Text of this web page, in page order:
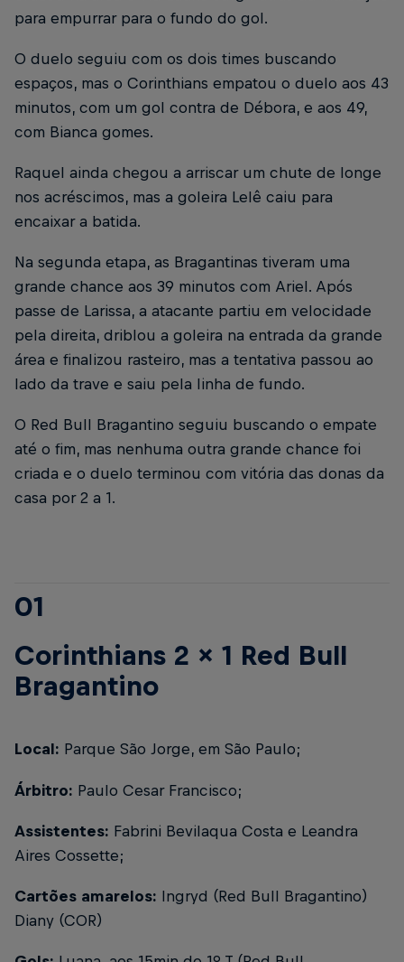
para empurrar para o fundo do gol.
O duelo seguiu com os dois times buscando
espaços, mas o Corinthians empatou o duelo aos 43
minutos, com um gol contra de Débora, e aos 49,
com Bianca gomes.
Raquel ainda chegou a arriscar um chute de longe
nos acréscimos, mas a goleira Lelê caiu para
encaixar a batida.
Na segunda etapa, as Bragantinas tiveram uma
grande chance aos 39 minutos com Ariel. Após
passe de Larissa, a atacante partiu em velocidade
pela direita, driblou a goleira na entrada da grande
área e finalizou rasteiro, mas a tentativa passou ao
lado da trave e saiu pela linha de fundo.
O Red Bull Bragantino seguiu buscando o empate
até o fim, mas nenhuma outra grande chance foi
criada e o duelo terminou com vitória das donas da
casa por 2 a 1.
01
Corinthians 2 x 1 Red Bull
Bragantino
Local: Parque São Jorge, em São Paulo;
Árbitro: Paulo Cesar Francisco;
Assistentes: Fabrini Bevilaqua Costa e Leandra
Aires Cossette;
Cartões amarelos: Ingryd (Red Bull Bragantino)
Diany (COR)